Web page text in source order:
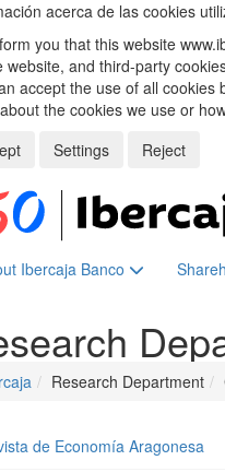
acerca de las cookies
you that this website
website, and third-party
accept the use of all cookies
the cookies we use or
Settings
Reject
Ibercaja Banco
Research Department
de Economía Aragonesa